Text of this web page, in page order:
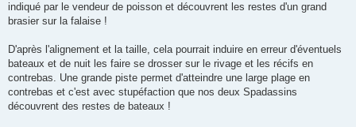
indiqué par le vendeur de poisson et découvrent les restes d'un grand
brasier sur la falaise !
D'après l'alignement et la taille, cela pourrait induire en erreur d'éventuels
bateaux et de nuit les faire se drosser sur le rivage et les récifs en
contrebas. Une grande piste permet d'atteindre une large plage en
contrebas et c'est avec stupéfaction que nos deux Spadassins
découvrent des restes de bateaux !